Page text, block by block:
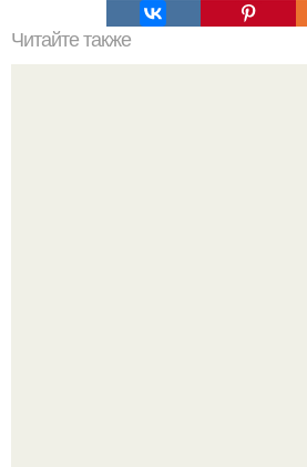
Читайте также